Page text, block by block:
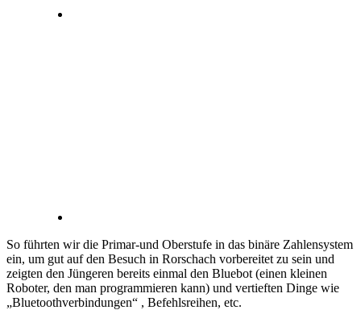
So führten wir die Primar-und Oberstufe in das binäre Zahlensystem
ein, um gut auf den Besuch in Rorschach vorbereitet zu sein und
zeigten den Jüngeren bereits einmal den Bluebot (einen kleinen
Roboter, den man programmieren kann) und vertieften Dinge wie
„Bluetoothverbindungen“ , Befehlsreihen, etc.